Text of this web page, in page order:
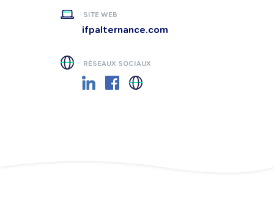
SITE WEB
ifpalternance.com
RÉSEAUX SOCIAUX